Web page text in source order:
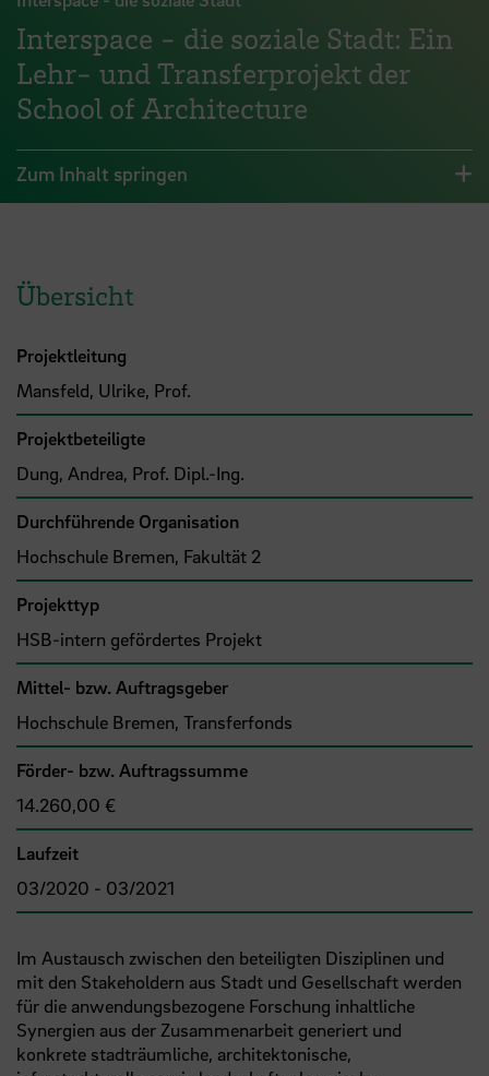
Interspace - die soziale Stadt: Ein
Lehr- und Transferprojekt der
School of Architecture
Zum Inhalt springen
Übersicht
Projektleitung
Mansfeld, Ulrike, Prof.
Projektbeteiligte
Dung, Andrea, Prof. Dipl.-Ing.
Durchführende Organisation
Hochschule Bremen, Fakultät 2
Projekttyp
HSB-intern gefördertes Projekt
Mittel- bzw. Auftragsgeber
Hochschule Bremen, Transferfonds
Förder- bzw. Auftragssumme
14.260,00 €
Laufzeit
03/2020 - 03/2021
Im Austausch zwischen den beteiligten Disziplinen und
mit den Stakeholdern aus Stadt und Gesellschaft werden
für die anwendungsbezogene Forschung inhaltliche
Synergien aus der Zusammenarbeit generiert und
konkrete stadträumliche, architektonische,